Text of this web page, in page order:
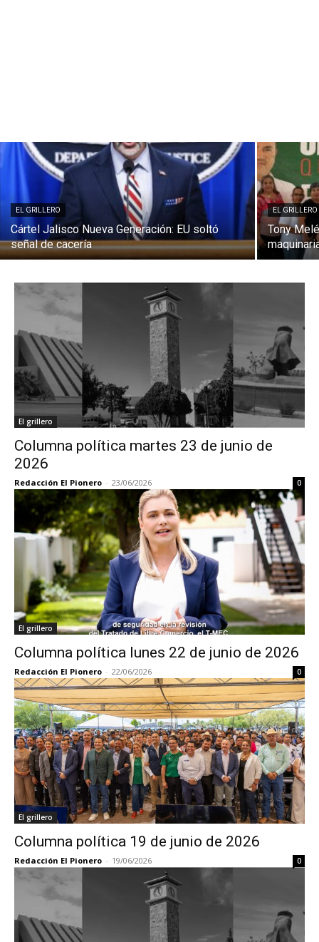
EL GRILLERO
Cártel Jalisco Nueva Generación: EU soltó
señal de cacería
EL GRILLERO
Tony
El grillero
Columna política martes 23 de junio de
2026
Redacción El Pionero - 23/06/2026 0
El grillero
Columna política lunes 22 de junio de 2026
Redacción El Pionero - 22/06/2026 0
El grillero
Columna política 19 de junio de 2026
Redacción El Pionero - 19/06/2026 0